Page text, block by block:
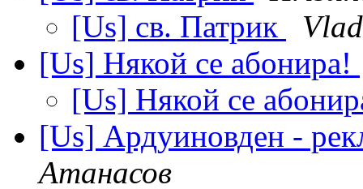
[Us] св. Патрик
[Us] Някой се абонира!
[Us] Някой се
[Us] Ардуиновден -
Атанасов